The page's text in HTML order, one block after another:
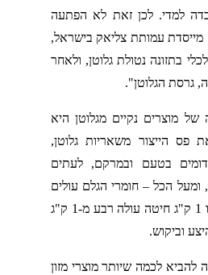
למדי. לכן זאת לא הפתעה
מייסדת עמותת צליאק בישראל,
בתזונה נטולת גלוטן, ולאחר
גרסת הגלוטן".
מוצרים נקיים מגלוטן היא
פס הייצור משאריות גלוטן,
בטעם ובמרקם, לעתים
ומעל הכל – חומרי הגלם עולים
יותר. כי בעולם של ימינו 1 ק"ג חיטה עולה רבע מ-1 ק"ג
וביקוש.
להביא לכמה שיותר מוצרי מזון